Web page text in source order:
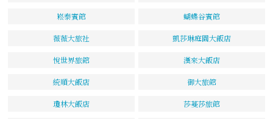
崧泰賓館 蝴蝶谷賓館
薇薇大旅社 凱莎琳庭園大飯店
悅世界旅館 漢來大飯店
統順大飯店 御大旅館
瓊林大飯店 莎蔓莎旅館